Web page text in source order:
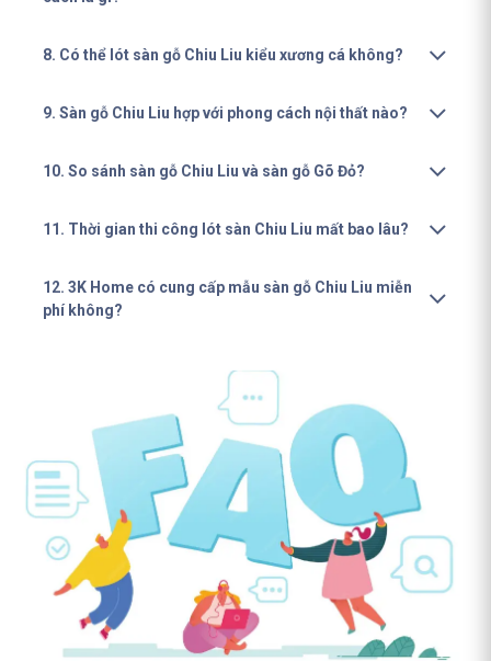
8. Có thể lót sàn gỗ Chiu Liu kiểu xương cá không?
9. Sàn gỗ Chiu Liu hợp với phong cách nội thất nào?
10. So sánh sàn gỗ Chiu Liu và sàn gỗ Gõ Đỏ?
11. Thời gian thi công lót sàn Chiu Liu mất bao lâu?
12. 3K Home có cung cấp mẫu sàn gỗ Chiu Liu miễn
phí không?